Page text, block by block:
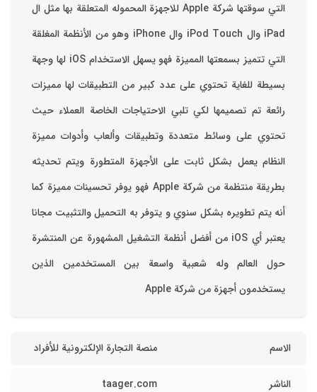
التي سوقتها شركة Apple للاجهزة المحموله المتعلقة بها مثل ال
iPad وال iPod Touch وال iPhone وهو من الأنظمة المغلقة
التي تتميز بسمعتها المميزة فهو يسهل الاستخدام ‏iOS لها وجهة
بسيطة للغاية تحتوي على عدد كبير من التطبيقات لها مميزات
رائعة تم تصميمها لكي تلبي الاحتياجات الخاصة العملاء حيث
تحتوي على وسائط متعددة وتطبيقات وألعاب وأدوات مميزة
‏النظام يعمل بشكل ثابت على الأجهزة المتطورة ويتم تحديثه
بطريقة منتظمة من شركة Apple فهو يوفر تحسينات مميزة كما
أنه يتم تطويره بشكل سنوي و يتوفر به التحميل والتثبيت مجانا
‏يعتبر أي iOS من أفضل أنظمة التشغيل المشهورة عن المنتشرة
حول العالم وله شعبية واسعة بين المستخدمين الذين
يستخدمون أجهزة من شركة Apple
الاسم منصة التجارة الإلكترونية للأفراد
الناشر taager.com